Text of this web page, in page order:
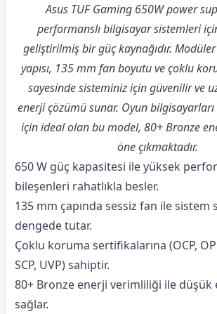
Asus TUF Gaming 650W power
performanslı bilgisayar sistemleri
geliştirilmiş bir güç kaynağıdır.
yapısı, 135 mm fan boyutu ve çoklu
sayesinde sisteminiz için güvenilir ve
enerji çözümü sunar. Oyun bilgisayarları
için ideal olan bu model, 80+ Bronze
öne çıkmaktadır.
650 W güç kapasitesi ile yüksek
bileşenleri rahatlıkla besler.
135 mm çapında sessiz fan ile sistem
dengede tutar.
Çoklu koruma sertifikalarına (OCP,
SCP, UVP) sahiptir.
80+ Bronze enerji verimliliği ile düşük
sağlar.